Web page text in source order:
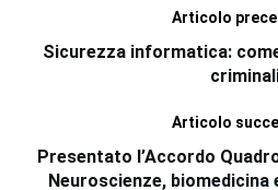
Articolo
Sicurezza informatica:
Articolo
Presentato l’Accordo
Neuroscienze, biomedicina